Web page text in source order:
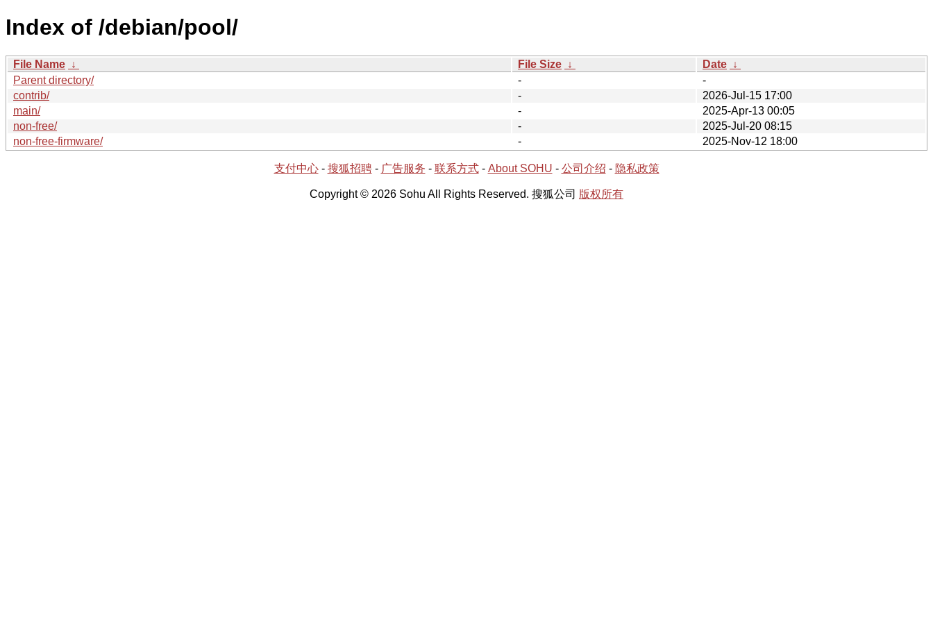
Index of /debian/pool/
File Name ↓ File Size ↓ Date ↓
Parent directory/
-
-
contrib/
-
2026-Jul-15 17:00
main/
-
2025-Apr-13 00:05
non-free/
-
2025-Jul-20 08:15
non-free-firmware/
- 2025-Nov-12 18:00
支付中心- 搜狐招聘- 广告服务 - 联系方式- About SOHU - 公司介绍 - 隐私政策
Copyright © 2026 Sohu All Rights Reserved. 搜狐公司 版权所有